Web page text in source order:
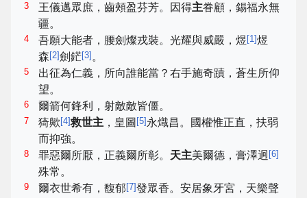
3 王儀邁眾庶，齒頰盈芬芳。因得主眷顧，錫福永無
疆。
4 吾願大能者，腰劍燦戎裝。光耀與威嚴，煜 [1]煜
森 [2]劍鋩[3] 。
5
出征為仁義，所向誰能當？右手施奇蹟，蒼生所仰
望。
6 爾箭何鋒利，射敵敵皆僵。
7 猗歟 [4]救世主 ，皇圖 [5] 永熾昌。國權惟正直，扶弱
而抑強。
8 罪惡爾所厭，正義爾所彰。 天主美爾德，膏澤迥 [6]
殊常。
9 爾衣世希有，馥郁 [7]發眾香。安居象牙宮，天樂聲